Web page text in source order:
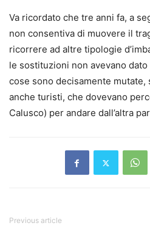
Va ricordato che tre anni fa, a
non consentiva di muovere il
ricorrere ad altre tipologie
le sostituzioni non avevano
cose sono decisamente
anche turisti, che dovevano
Calusco) per andare dall’altra
Previous article